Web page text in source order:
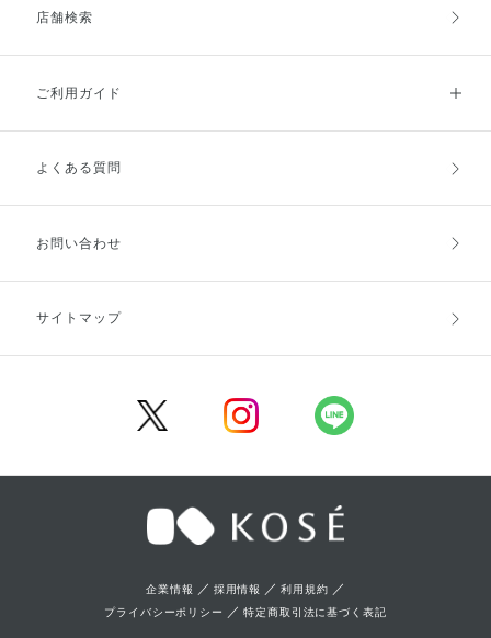
店舗検索
ご利用ガイド
ご利用ガイドトップ
お支払方法
キャンセル・返品・交換
よくある質問
お問い合わせ
サイトマップ
企業情報 ／ 採用情報 ／利用規約 ／
プライバシーポリシー ／特定商取引法に基づく表記